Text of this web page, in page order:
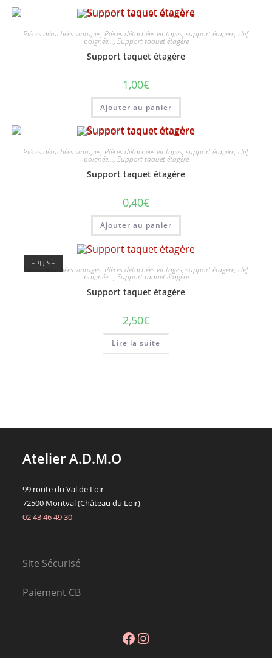
Pièces détachées vintages, Pièces détachées vintages, support étagère, clef,
poignée..., Support taquet étagère
Support taquet étagère
1,00€
Ajouter au panier
Pièces détachées vintages, Pièces détachées vintages, support étagère, clef,
poignée..., Support taquet étagère
Support taquet étagère
0,40€
Ajouter au panier
ÉPUISÉ
Pièces détachées vintages, Pièces détachées vintages, support étagère, clef,
poignée..., Support taquet étagère
Support taquet étagère
2,50€
Lire la suite
Atelier A.D.M.O
99 route du Val de Loir
72500 Montval (Château du Loir)
02 43 46 49 30
Site Sécurisé
Paiement CB
FacebookInstagram